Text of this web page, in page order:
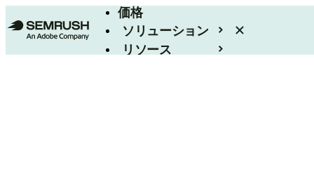
価格
ソリューション
リソース